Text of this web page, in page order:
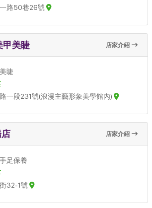
路50巷26號
甲美睫 店家介紹
睫
一段231號(浪漫主藝形象美學館內)
店家介紹
足保養
32-1號